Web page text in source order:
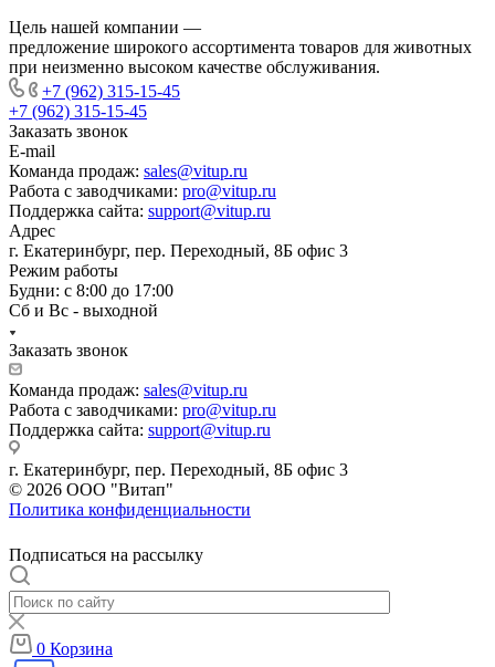
Цель нашей компании —
предложение широкого ассортимента товаров для животных
при неизменно высоком качестве обслуживания.
+7 (962) 315-15-45
+7 (962) 315-15-45
Заказать звонок
E-mail
Команда продаж: sales@vitup.ru
Работа с заводчиками: pro@vitup.ru
Поддержка сайта: support@vitup.ru
Адрес
г. Екатеринбург, пер. Переходный, 8Б офис 3
Режим работы
Будни: с 8:00 до 17:00
Сб и Вс - выходной
Заказать звонок
Команда продаж: sales@vitup.ru
Работа с заводчиками: pro@vitup.ru
Поддержка сайта: support@vitup.ru
г. Екатеринбург, пер. Переходный, 8Б офис 3
© 2026 ООО "Витап"
Политика конфиденциальности
Подписаться на рассылку
0 Корзина